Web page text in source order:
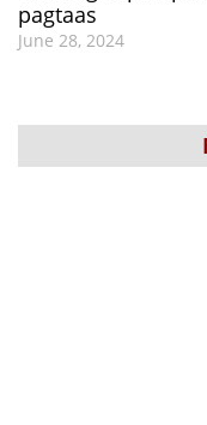
pagtaas
June 28, 2024